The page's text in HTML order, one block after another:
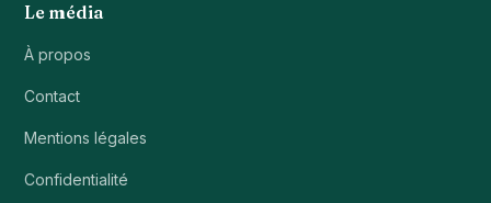
Le média
À propos
Contact
Mentions légales
Confidentialité